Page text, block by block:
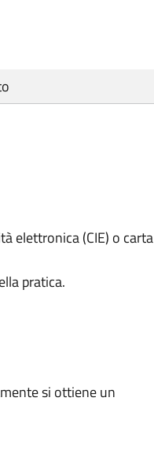
elettronica (CIE) o carta
pratica.
si ottiene un